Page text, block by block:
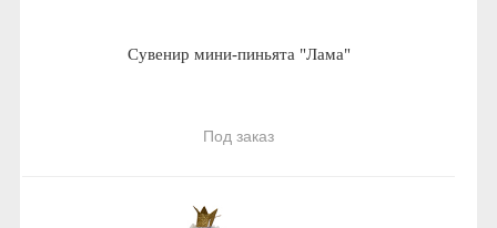
Сувенир мини-пиньята "Лама"
Под заказ